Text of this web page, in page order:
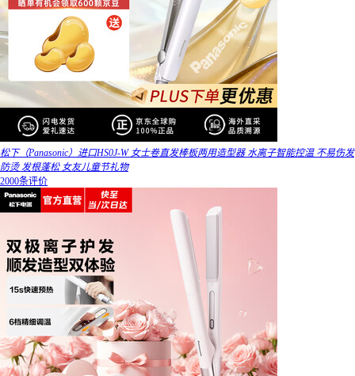
松下（Panasonic）进口HS0J-W 女士卷直发棒板两用造型器 水离子智能控温 不易伤发
防烫 发根蓬松 女友儿童节礼物
2000条评价